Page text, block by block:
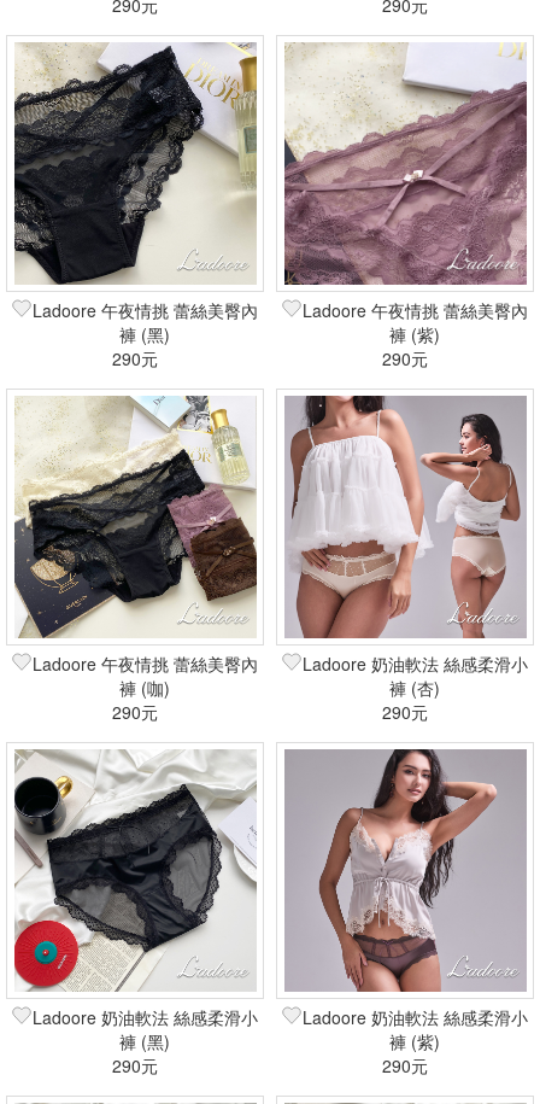
290元 290元
Ladoore 午夜情挑 蕾絲美臀內
褲 (黑)
290元
Ladoore 午夜情挑 蕾絲美臀內
褲 (紫)
290元
Ladoore 午夜情挑 蕾絲美臀內
褲 (咖)
290元
Ladoore 奶油軟法 絲感柔滑小
褲 (杏)
290元
Ladoore 奶油軟法 絲感柔滑小
褲 (黑)
290元
Ladoore 奶油軟法 絲感柔滑小
褲 (紫)
290元